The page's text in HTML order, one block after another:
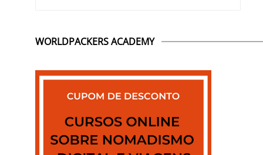
WORLDPACKERS ACADEMY